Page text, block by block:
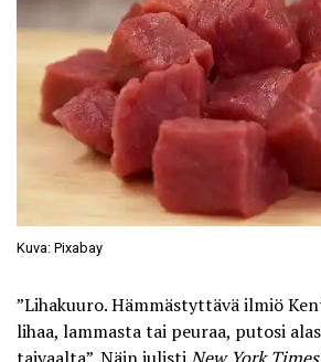
Kuva: Pixabay
”Lihakuuro. Hämmästyttävä ilmiö
lihaa, lammasta tai peuraa, putosi